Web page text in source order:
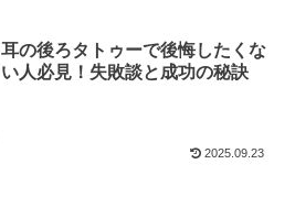
耳の後ろタトゥーで後悔したくな
い人必見！失敗談と成功の秘訣
2025.09.23